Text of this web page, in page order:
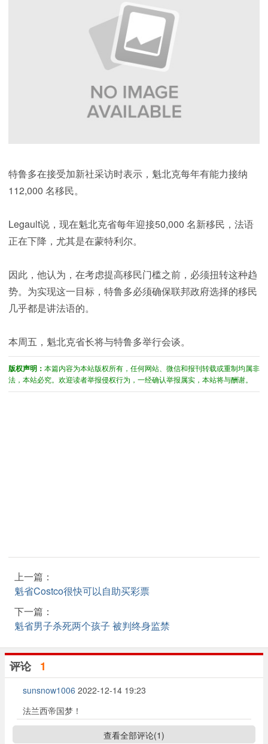
特鲁多在接受加新社采访时表示，魁北克每年有能力接纳
112,000 名移民。
Legault说，现在魁北克省每年迎接50,000 名新移民，法语
正在下降，尤其是在蒙特利尔。
因此，他认为，在考虑提高移民门槛之前，必须扭转这种趋
势。为实现这一目标，特鲁多必须确保联邦政府选择的移民
几乎都是讲法语的。
本周五，魁北克省长将与特鲁多举行会谈。
版权声明： 本篇内容为本站版权所有，任何网站、微信和报刊转载或重制均属非
法，本站必究。欢迎读者举报侵权行为，一经确认举报属实，本站将与酬谢。
上一篇：
魁省Costco很快可以自助买彩票
下一篇：
魁省男子杀死两个孩子 被判终身监禁
评论 1
sunsnow1006 2022-12-14 19:23
法兰西帝国梦！
查看全部评论(1)